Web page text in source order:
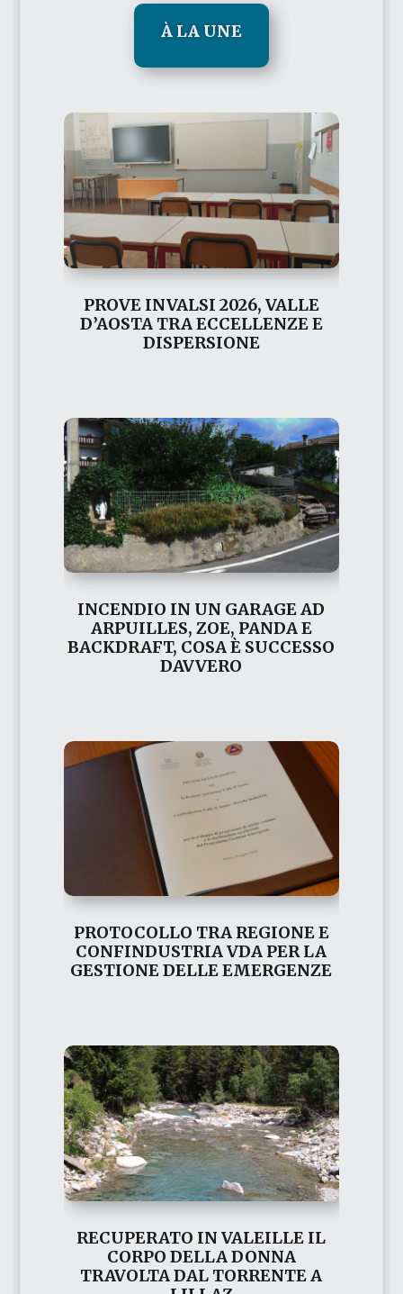
À LA UNE
PROVE INVALSI 2026, VALLE
D’AOSTA TRA ECCELLENZE E
DISPERSIONE
INCENDIO IN UN GARAGE AD
ARPUILLES, ZOE, PANDA E
BACKDRAFT, COSA È SUCCESSO
DAVVERO
PROTOCOLLO TRA REGIONE E
CONFINDUSTRIA VDA PER LA
GESTIONE DELLE EMERGENZE
RECUPERATO IN VALEILLE IL
CORPO DELLA DONNA
TRAVOLTA DAL TORRENTE A